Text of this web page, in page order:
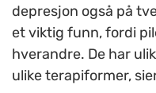
depresjon også på
et viktig funn, fordi
hverandre. De har
ulike terapiformer,